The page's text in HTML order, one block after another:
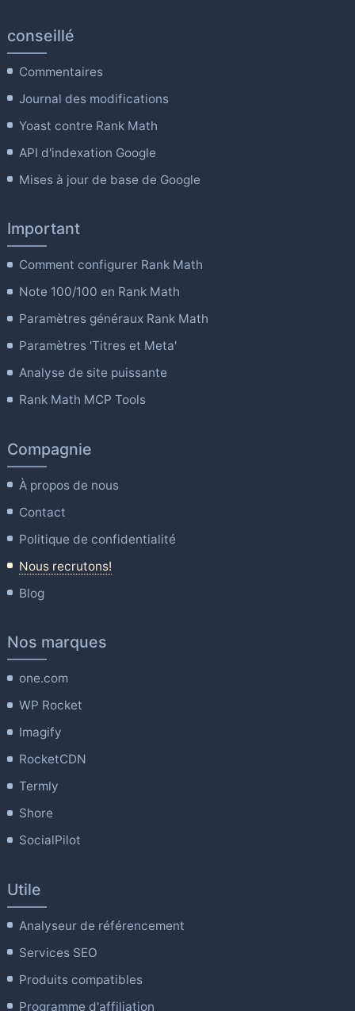
conseillé
Commentaires
Journal des modifications
Yoast contre Rank Math
API d'indexation Google
Mises à jour de base de Google
Important
Comment configurer Rank Math
Note 100/100 en Rank Math
Paramètres généraux Rank Math
Paramètres 'Titres et Meta'
Analyse de site puissante
Rank Math MCP Tools
Compagnie
À propos de nous
Contact
Politique de confidentialité
Nous recrutons!
Blog
Nos marques
one.com
WP Rocket
Imagify
RocketCDN
Termly
Shore
SocialPilot
Utile
Analyseur de référencement
Services SEO
Produits compatibles
Programme d'affiliation